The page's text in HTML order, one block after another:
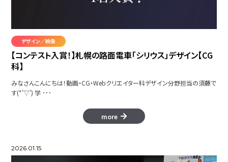
フワッとパニックサーカス
Circle
デザイン／映像
【コンテスト入賞！】札幌の路面電車「シリウス」デザイン【CG
科】
みなさんこんにちは！動画・CG・Webクリエイター科デザイン分野担当の須藤で
す(*'▽') 学 ･･･
more
2026.01.15